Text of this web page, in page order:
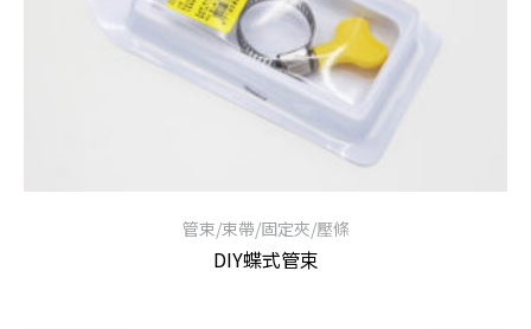
管束/束帶/固定夾/壓條
DIY蝶式管束